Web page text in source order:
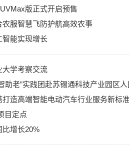
版正式开启预售
服智慧飞防护航高效农事
智能实现增长
大学考察交流
老”实践团赴苏锡通科技产业园区
造高端智能电动汽车行业服务新标
目定点
比增长20%